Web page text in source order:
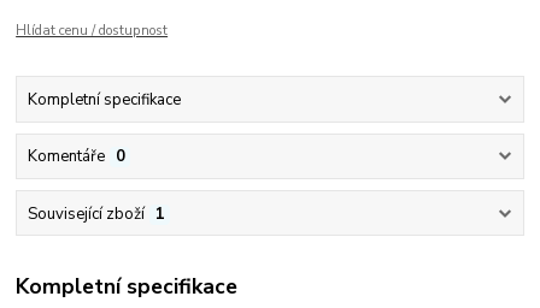
Hlídat cenu / dostupnost
Kompletní specifikace
Komentáře 0
Související zboží 1
Kompletní specifikace